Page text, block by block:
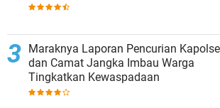
Maraknya Laporan Pencurian
dan Camat Jangka Imbau Warga
Tingkatkan Kewaspadaan